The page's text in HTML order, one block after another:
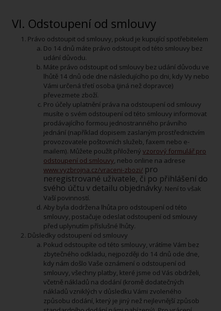
VI. Odstoupení od smlouvy
Právo odstoupit od smlouvy, pokud je kupující spotřebitelem
Do 14 dnů máte právo odstoupit od této smlouvy bez
udání důvodu.
Máte právo odstoupit od smlouvy bez udání důvodu ve
lhůtě 14 dnů ode dne následujícího po dni, kdy Vy nebo
Vámi určená třetí osoba (jiná než dopravce)
převezmete zboží.
Pro účely uplatnění práva na odstoupení od smlouvy
musíte o svém odstoupení od této smlouvy informovat
prodávajícího formou jednostranného právního
jednání (například dopisem zaslaným prostřednictvím
provozovatele poštovních služeb, faxem nebo e-
mailem). Můžete použít přiložený vzorový formulář pro
odstoupení od smlouvy, nebo online na adrese
www.vyzbrojna.cz/vraceni-zbozi/ pro
neregistrované uživatele, či po přihlášení do
svého účtu v detailu objednávky. Není to však
Vaší povinností.
Aby byla dodržena lhůta pro odstoupení od této
smlouvy, postačuje odeslat odstoupení od smlouvy
před uplynutím příslušné lhůty.
Důsledky odstoupení od smlouvy
Pokud odstoupíte od této smlouvy, vrátíme Vám bez
zbytečného odkladu, nejpozději do 14 dnů ode dne,
kdy nám došlo Vaše oznámení o odstoupení od
smlouvy, všechny platby, které jsme od Vás obdrželi,
včetně nákladů na dodání (kromě dodatečných
nákladů vzniklých v důsledku Vámi zvoleného
způsobu dodání, který je jiný než nejlevnější způsob